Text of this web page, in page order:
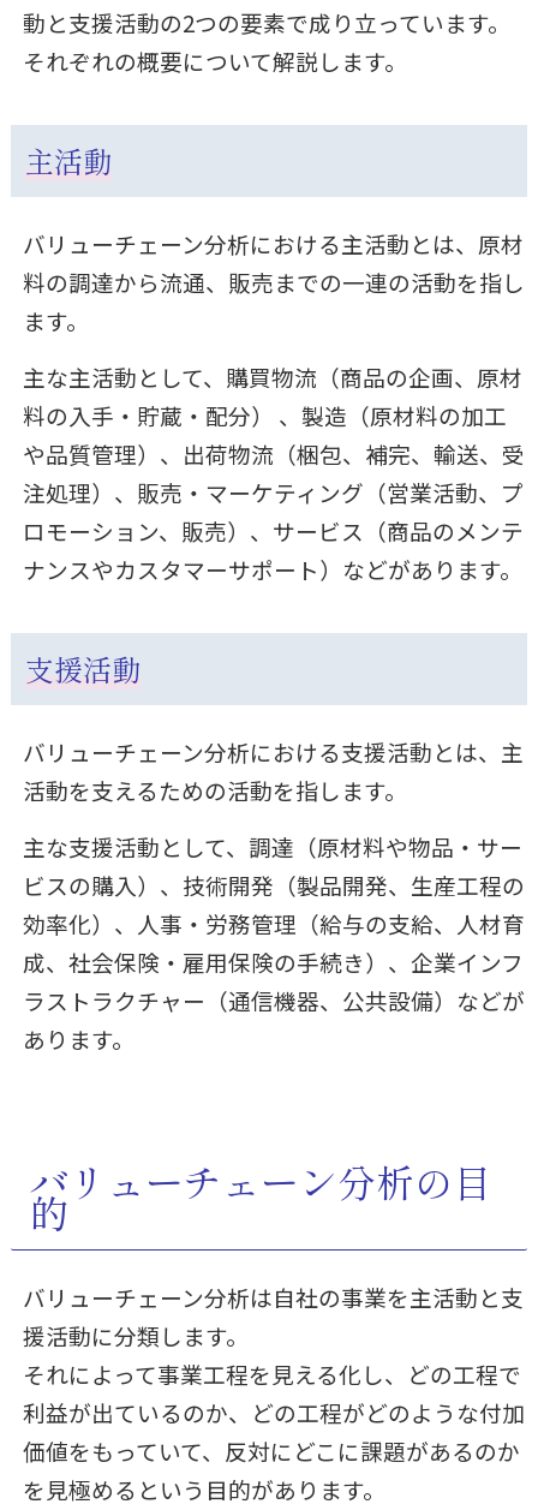
動と支援活動の2つの要素で成り立っています。
それぞれの概要について解説します。
主活動
バリューチェーン分析における主活動とは、原材
料の調達から流通、販売までの一連の活動を指し
ます。
主な主活動として、購買物流（商品の企画、原材
料の入手・貯蔵・配分） 、製造（原材料の加工
や品質管理）、出荷物流（梱包、補完、輸送、受
注処理）、販売・マーケティング（営業活動、プ
ロモーション、販売）、サービス（商品のメンテ
ナンスやカスタマーサポート）などがあります。
支援活動
バリューチェーン分析における支援活動とは、主
活動を支えるための活動を指します。
主な支援活動として、調達（原材料や物品・サー
ビスの購入）、技術開発（製品開発、生産工程の
効率化）、人事・労務管理（給与の支給、人材育
成、社会保険・雇用保険の手続き）、企業インフ
ラストラクチャー（通信機器、公共設備）などが
あります。
バリューチェーン分析の目
的
バリューチェーン分析は自社の事業を主活動と支
援活動に分類します。
それによって事業工程を見える化し、どの工程で
利益が出ているのか、どの工程がどのような付加
価値をもっていて、反対にどこに課題があるのか
を見極めるという目的があります。